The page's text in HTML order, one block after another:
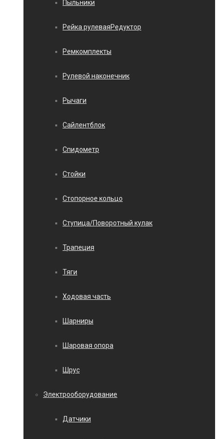
Пыльники
Рейка рулеваяРедуктор
Ремкомплекты
Рулевой наконечник
Рычаги
Сайлентблок
Спидометр
Стойки
Стопорное кольцо
Ступица/Поворотный кулак
Трапеция
Тяги
Ходовая часть
Шарниры
Шаровая опора
Шрус
Электрооборудование
Датчики